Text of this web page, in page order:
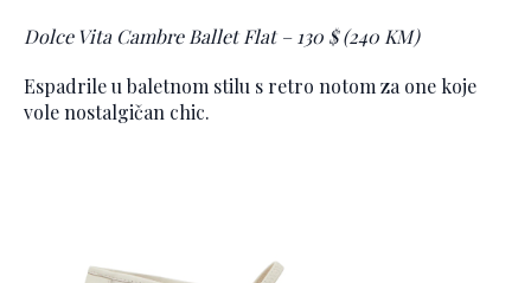
Dolce Vita Cambre Ballet Flat – 130 $ (240 KM)
Espadrile u baletnom stilu s retro notom za one koje
vole nostalgičan chic.